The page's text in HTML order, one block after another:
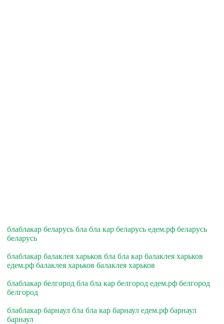
блаблакар беларусь бла бла кар беларусь едем.рф беларусь
беларусь
блаблакар балаклея харьков бла бла кар балаклея харьков
едем.рф балаклея харьков балаклея харьков
блаблакар белгород бла бла кар белгород едем.рф белгород
белгород
блаблакар барнаул бла бла кар барнаул едем.рф барнаул
барнаул